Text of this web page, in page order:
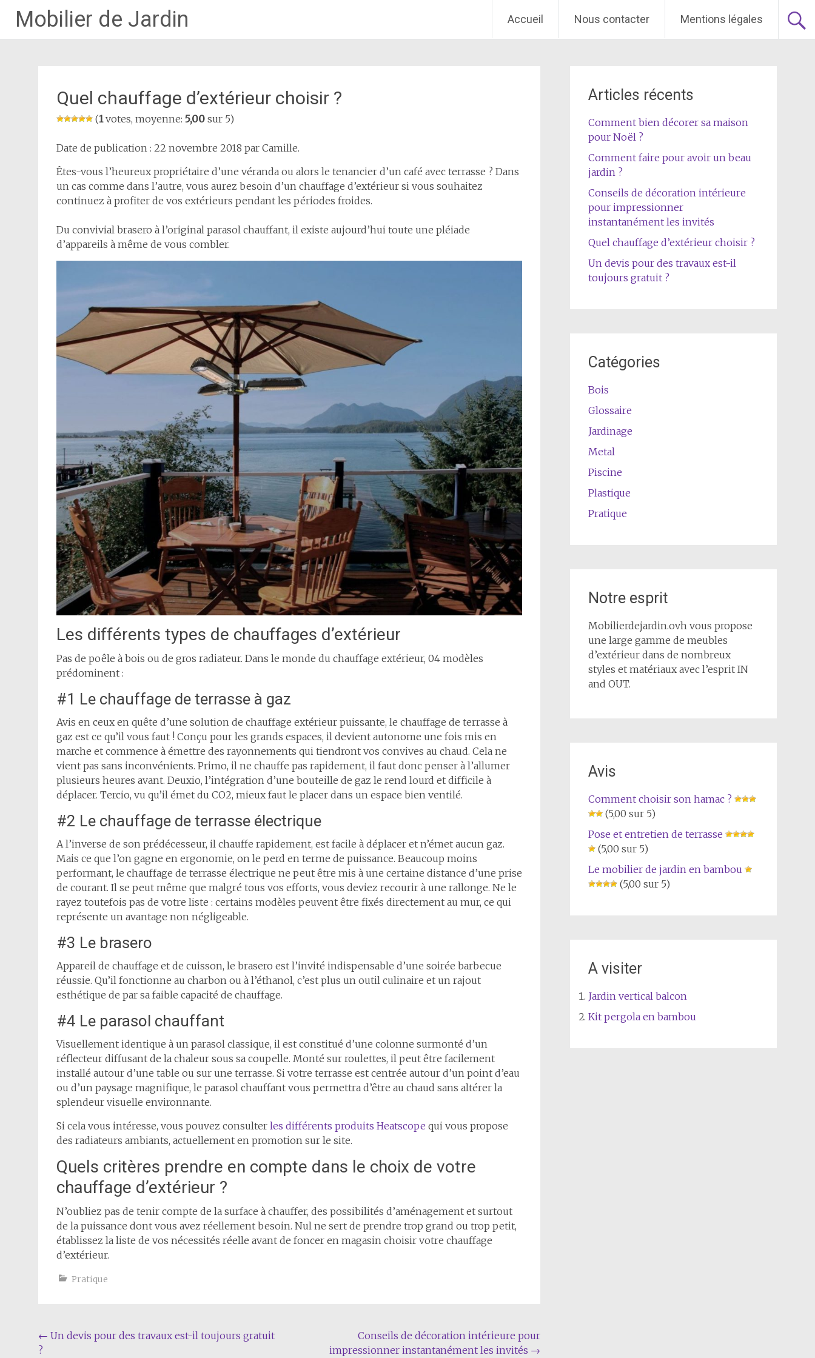
Mobilier de Jardin
au
Accueil Nous contacter Mentions légales
Quel chauffage d’extérieur choisir ?
(1votes, moyenne: 5,00 sur 5)
Date de publication : 22 novembre 2018 par Camille.
Êtes-vous l’heureux propriétaire d’une véranda ou alors le tenancier d’un café avec terrasse ? Dans
un cas comme dans l’autre, vous aurez besoin d’un chauffage d’extérieur si vous souhaitez
continuez à profiter de vos extérieurs pendant les périodes froides.
Du convivial brasero à l’original parasol chauffant, il existe aujourd’hui toute une pléiade
d’appareils à même de vous combler.
Les différents types de chauffages d’extérieur
Pas de poêle à bois ou de gros radiateur. Dans le monde du chauffage extérieur, 04 modèles
prédominent :
#1 Le chauffage de terrasse à gaz
Avis en ceux en quête d’une solution de chauffage extérieur puissante, le chauffage de terrasse à
gaz est ce qu’il vous faut ! Conçu pour les grands espaces, il devient autonome une fois mis en
marche et commence à émettre des rayonnements qui tiendront vos convives au chaud. Cela ne
vient pas sans inconvénients. Primo, il ne chauffe pas rapidement, il faut donc penser à l’allumer
plusieurs heures avant. Deuxio, l’intégration d’une bouteille de gaz le rend lourd et difficile à
déplacer. Tercio, vu qu’il émet du CO2, mieux faut le placer dans un espace bien ventilé.
#2 Le chauffage de terrasse électrique
A l’inverse de son prédécesseur, il chauffe rapidement, est facile à déplacer et n’émet aucun gaz.
Mais ce que l’on gagne en ergonomie, on le perd en terme de puissance. Beaucoup moins
performant, le chauffage de terrasse électrique ne peut être mis à une certaine distance d’une prise
de courant. Il se peut même que malgré tous vos efforts, vous deviez recourir à une rallonge. Ne le
rayez toutefois pas de votre liste : certains modèles peuvent être fixés directement au mur, ce qui
représente un avantage non négligeable.
#3 Le brasero
Appareil de chauffage et de cuisson, le brasero est l’invité indispensable d’une soirée barbecue
réussie. Qu’il fonctionne au charbon ou à l’éthanol, c’est plus un outil culinaire et un rajout
esthétique de par sa faible capacité de chauffage.
#4 Le parasol chauffant
Visuellement identique à un parasol classique, il est constitué d’une colonne surmonté d’un
réflecteur diffusant de la chaleur sous sa coupelle. Monté sur roulettes, il peut être facilement
installé autour d’une table ou sur une terrasse. Si votre terrasse est centrée autour d’un point d’eau
ou d’un paysage magnifique, le parasol chauffant vous permettra d’être au chaud sans altérer la
splendeur visuelle environnante.
Si cela vous intéresse, vous pouvez consulter les différents produits Heatscope qui vous propose
des radiateurs ambiants, actuellement en promotion sur le site.
Quels critères prendre en compte dans le choix de votre
chauffage d’extérieur ?
N’oubliez pas de tenir compte de la surface à chauffer, des possibilités d’aménagement et surtout
de la puissance dont vous avez réellement besoin. Nul ne sert de prendre trop grand ou trop petit,
établissez la liste de vos nécessités réelle avant de foncer en magasin choisir votre chauffage
d’extérieur.
Pratique
Navigation
← Un devis pour des travaux est-il toujours gratuit
?
Conseils de décoration intérieure pour
impressionner instantanément les invités →
Articles récents
Comment bien décorer sa maison
pour Noël ?
Comment faire pour avoir un beau
jardin ?
Conseils de décoration intérieure
pour impressionner
instantanément les invités
Quel chauffage d’extérieur choisir ?
Un devis pour des travaux est-il
toujours gratuit ?
Catégories
Bois
Glossaire
Jardinage
Metal
Piscine
Plastique
Pratique
Notre esprit
Mobilierdejardin.ovh vous propose
une large gamme de meubles
d’extérieur dans de nombreux
styles et matériaux avec l’esprit IN
and OUT.
Avis
Comment choisir son hamac ?
(5,00 sur 5)
Pose et entretien de terrasse
(5,00 sur 5)
Le mobilier de jardin en bambou
(5,00 sur 5)
A visiter
Jardin vertical balcon
Kit pergola en bambou